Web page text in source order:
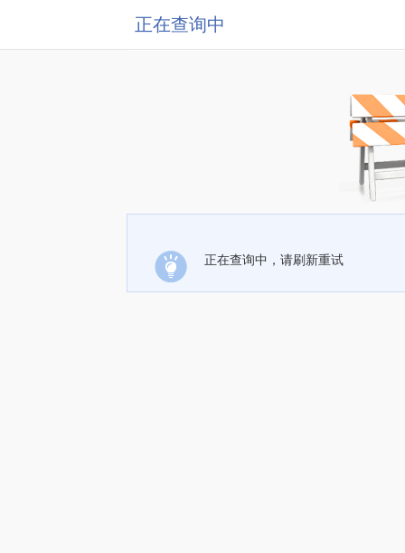
正在查询中
正在查询中，请刷新重试